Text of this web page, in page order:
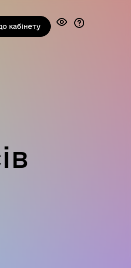
кабінету